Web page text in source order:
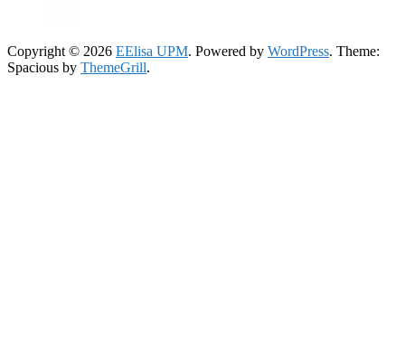
Copyright © 2026 EElisa UPM. Powered by WordPress. Theme:
Spacious by ThemeGrill.